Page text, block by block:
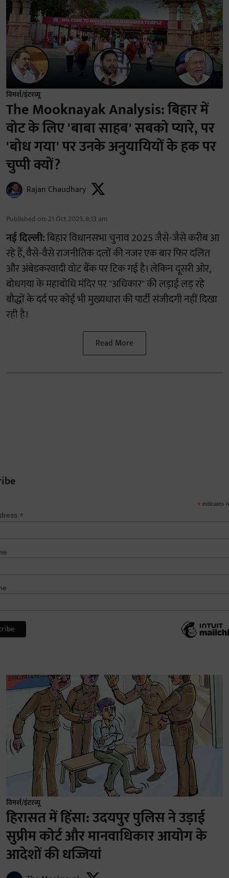
विमर्श/इंटरव्यू
The Mooknayak Analysis: बिहार में
वोट के लिए 'बाबा साहब' सबको प्यारे, पर
'बोध गया' पर उनके अनुयायियों के हक पर
चुप्पी क्यों?
Rajan Chaudhary
Published on: 21 Oct 2025, 8:13 am
नई दिल्ली:बिहार विधानसभा चुनाव 2025 जैसे-जैसे करीब आ
रहे हैं, वैसे-वैसे राजनीतिक दलों की नजर एक बार फिर दलित
और अंबेडकरवादी वोट बैंक पर टिक गई है। लेकिन दूसरी ओर,
बोधगया के महाबोधि मंदिर पर "अधिकार" की लड़ाई लड़ रहे
बौद्धों के दर्द पर कोई भी मुख्यधारा की पार्टी संजीदगी नहीं दिखा
रही है।
Read More
* indicates
*
विमर्श/इंटरव्यू
हिरासत में हिंसा: उदयपुर पुलिस ने उड़ाई
सुप्रीम कोर्ट और मानवाधिकार आयोग के
आदेशों की धज्जियां